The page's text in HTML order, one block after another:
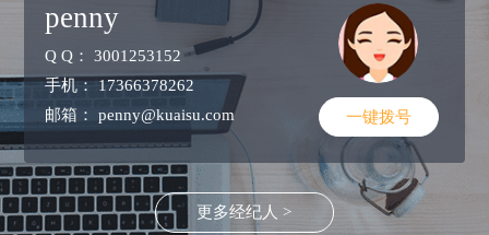
penny
Q Q： 3001253152
手机：17366378262
邮箱： penny@kuaisu.com 一键拨号
更多经纪人 >